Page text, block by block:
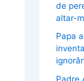
de
altar-
Papa